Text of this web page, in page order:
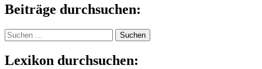
Beiträge durchsuchen:
Suchen
nach:
Lexikon durchsuchen: